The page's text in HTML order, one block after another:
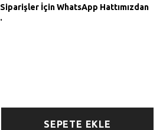
İçin WhatsApp Hattımızdan
SEPETE EKLE